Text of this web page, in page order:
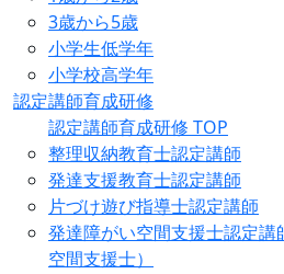
3歳から5歳
小学生低学年
小学校高学年
認定講師育成研修
認定講師育成研修 TOP
整理収納教育士認定講師
発達支援教育士認定講師
片づけ遊び指導士認定講師
発達障がい空間支援士認定
空間支援士）